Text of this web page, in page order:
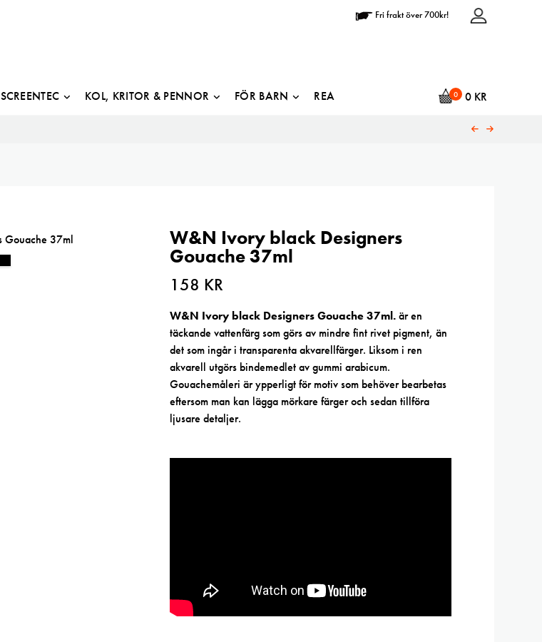
Fri frakt över 700kr!
0 0 KR
SCREENTEC KOL, KRITOR & PENNOR FÖR BARN REA
W&N Ivory black Designers
Gouache 37ml
158 KR
W&N Ivory black Designers Gouache 37ml.är en
täckande vattenfärg som görs av mindre fint rivet pigment, än
det som ingår i transparenta akvarellfärger. Liksom i ren
akvarell utgörs bindemedlet av gummi arabicum.
Gouachemåleri är ypperligt för motiv som behöver bearbetas
eftersom man kan lägga mörkare färger och sedan tillföra
ljusare detaljer.